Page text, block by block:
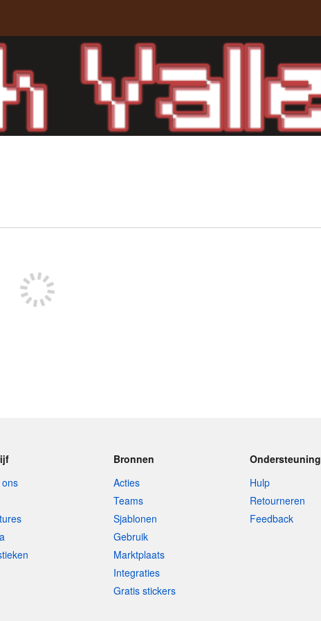
Bronnen
Acties
Teams
Sjablonen
Gebruik
Marktplaats
Integraties
Gratis stickers
Ondersteuning
Hulp
Retourneren
Feedback